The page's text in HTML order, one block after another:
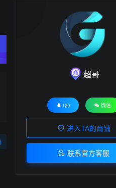
超哥
QQ 微信
进入TA的商铺
联系官方客服